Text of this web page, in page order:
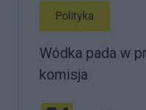
Polityka
Wódka pada w
komisja